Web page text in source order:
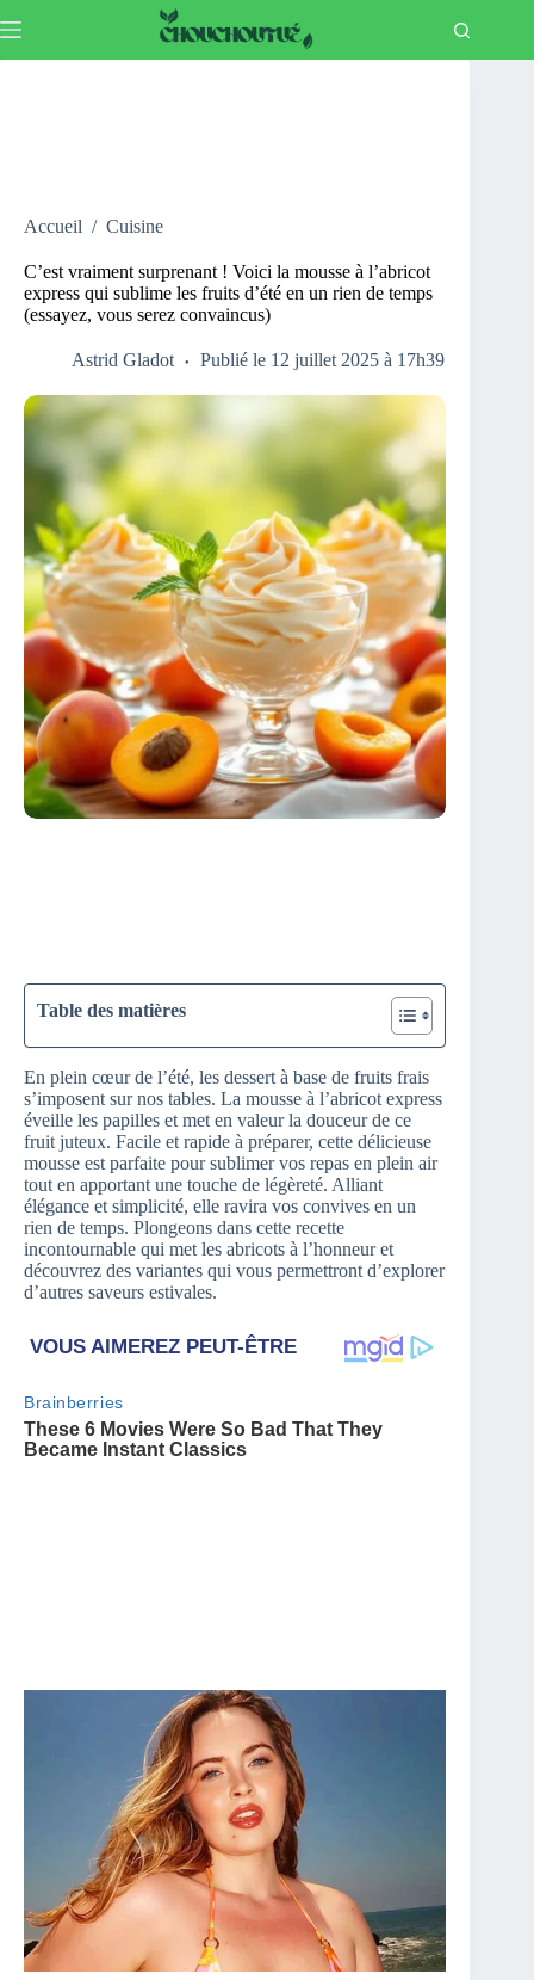
au
Accueil / Cuisine
C’est vraiment surprenant ! Voici la mousse à l’abricot
express qui sublime les fruits d’été en un rien de temps
(essayez, vous serez convaincus)
Astrid Gladot Publié le 12 juillet 2025 à 17h39
Table des matières
En plein cœur de l’été, les dessert à base de fruits frais
s’imposent sur nos tables. La mousse à l’abricot express
éveille les papilles et met en valeur la douceur de ce
fruit juteux. Facile et rapide à préparer, cette délicieuse
mousse est parfaite pour sublimer vos repas en plein air
tout en apportant une touche de légèreté. Alliant
élégance et simplicité, elle ravira vos convives en un
rien de temps. Plongeons dans cette recette
incontournable qui met les abricots à l’honneur et
découvrez des variantes qui vous permettront d’explorer
d’autres saveurs estivales.